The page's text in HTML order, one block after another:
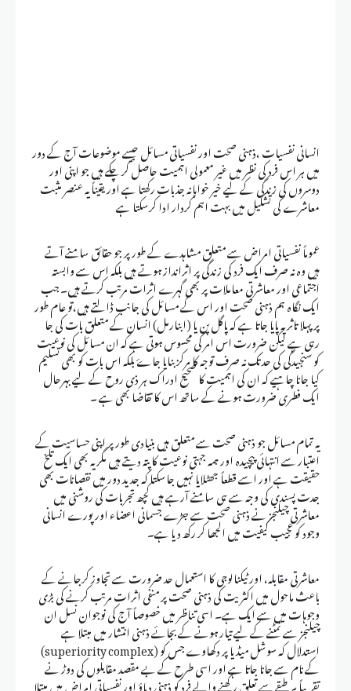
انسانی نفسیات ،ذہنی صحت اور نفسیاتی مسائل جیسے موضوعات آج کے دور
میں ہر اس فرد کی نظر میں غیر معمولی اہمیت حاصل کر چکے ہیں جو اپنی اور
دوسروں کی زندگی کے لیے خیر خواہانہ جذبات رکھتا ہے اور یقیناً یہ عنصر مثبت
معاشرے کی تشکیل میں بہت اہم کردار ادا کرسکتا ہے
عموماً نفسیاتی امراض سے متعلق مشاہدے کے طور پر جو حقائق سامنے آتے
ہیں وہ نہ صرف ایک فرد کی زندگی پر اثرانداز ہوتے ہیں بلکہ اس سے وابستہ
اجتماعی اور معاشرتی معاملات پر بھی گہرے اثرات مرتب کرتے ہیں۔ جب
ایک نگاہ ہم ذہنی صحت اور اس کے مسائل کی جانب ڈالتے ہیں،تو عام طور
پر پہلا تاثر یہ پایا جاتا ہے کہ پاگل پن یا (ابنارمل) انسان کے متعلق بات کی جا
رہی ہے لیکن ضرورت اس امر کی محسوس ہوتی ہے کہ ان مسائل کی نوعیت
کو سنجیدگی کی حد تک نہ صرف توجہ کا مرکز بنایا جاۓ بلکہ اس بات کو بھی تسلیم
کیا جانا چاہیے کہ ان کی اہمیت کا صحیح ادراک ہر ذی روح کے لیے بہرحال
ایک فطری ضرورت ہونے کے ساتھ اس کا تقاضا بھی ہے ۔
یہ تمام مسائل جو ذہنی صحت سے متعلق ہیں بنیادی طور پر اپنی حساسیت کے
اعتبار سے انتہائی پیچیدہ اور ہمہ جہتی نوعیت کا پتہ دیتے ہیں مگر یہ بھی ایک تلخ
حقیقت ہے اور اسے قطعاً جھٹلایا نہیں جاسکتا کہ جدید دور میں نقصانات بھی
جدت پسندی کی وجہ سے ہی سامنے آرہے ہیں کچھ تجربات کی روشنی میں
معاشرتی چیلنجز نے ذہنی صحت سے جڑے جسمانی اعضاء اور پورے انسانی
وجود کو عجیب کیفیت میں الجھا کر رکھ دیا ہے۔
معاشرتی مقابلہ، اور ٹیکنالوجی کا استعمال حد ضرورت سے تجاوز کرجانے کے
باعث ماحول میں اکثریت کی ذہنی صحت پر منفی اثرات مرتب کرنے کی بڑی
وجوہات میں سے ایک ہے۔ اسی تناظر میں خصوصاً آج کی نوجوان نسل ان
چیلنجز سے نمٹنے کے لیے تیار ہونے کے بجائے ذہنی انتشار میں مبتلا ہے
استدلال کہ سوشل میڈیا پر دکھاوے جس کو (superiority complex)
کے نام سے جانا جاتا ہے اور اسی طرح کے بے مقصد مقابلوں کی دوڑ نے
تقریباً ہر طبقے سے تعلق رکھنے والے فرد کو ذہنی دباؤ اور نفسیاتی امراض میں مبتلا